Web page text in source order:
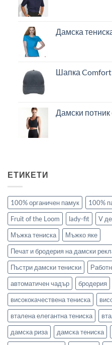
Дамска
Шапка Comfort
Дамски потник
ЕТИКЕТИ
100% органичен памук 100%
Fruit of the Loom
lady-fit V
Мъжка тениска
Мъжко яке
Печат и бродерия на дамски
Пъстри дамски тениски
автоматичен чадър
бродерия
висококачествена тениска
вталена елегантна тениска
дамска риза
дамска тениска